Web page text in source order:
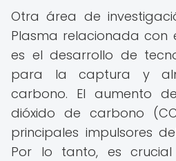
Otra área de
Plasma relacionada con
es el desarrollo de
para la captura y
carbono. El aumento
dióxido de carbono
principales impulsores
Por lo tanto, es